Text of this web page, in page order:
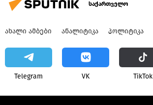
საქართველო
ᲐᲮᲐᲚᲘ ᲐᲛᲑᲔᲑᲘ ᲐᲜᲐᲚᲘᲢᲘᲙᲐ ᲞᲝᲚᲘᲢᲘᲙᲐ
Telegram VK ТikТоk